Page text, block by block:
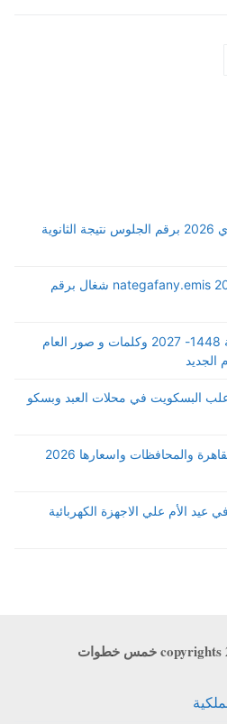
معرفة نتيجة الصف الثالث الثانوي 2026 برقم الجلوس نتيجة الثانوية
رابط نتيجة الدبلومات الفنية 2026 nategafany.emis شغال برقم
رسائل تهنئة رأس السنة الهجرية 1448- 2027 وكلمات و صور العام
أسعار كحك العيد 2026 وعلب البسكويت في محلات العبد وبسكو
اجمل أماكن خروجة العيد في القاهرة والمحافظات واسعارها 2026
تخفيضات كارفور مارس 2026 في عيد الأم علي الاجهزة الكهربائية